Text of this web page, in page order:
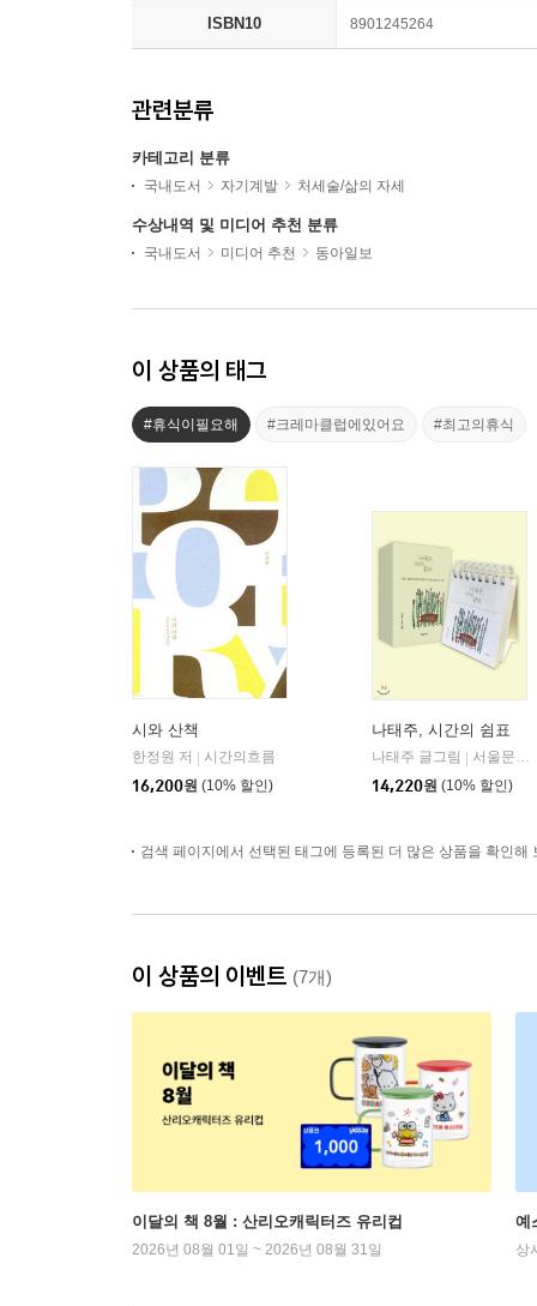
ISBN10 8901245264
관련분류
카테고리 분류
국내도서 자기계발 처세술/삶의 자세
수상내역 및 미디어 추천 분류
국내도서 미디어 추천 동아일보
이 상품의 태그
#휴식이필요해 #크레마클럽에있어요 #최고의휴식
시와 산책
한정원 저
시간의흐름
16,200원 (10% 할인)
나태주, 시간의 쉼표
나태주 글그림
서울문화사
14,220원 (10% 할인)
검색 페이지에서 선택된 태그에 등록된 더 많은 상품을 확인해
이 상품의 이벤트 (7개)
이달의 책 8월 : 산리오캐릭터즈 유리컵
2026년 08월 01일 ~ 2026년 08월 31일
예
상